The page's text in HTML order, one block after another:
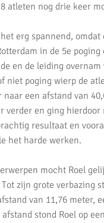
tijdens NK cross
meerkamp
en 2 individuele
Kampioenschappen
Nederland op de 1000
bij CD Evening Games
U18/U20
(AKU) CD junioren sluiten
goed bij 2e
atleten nog drie keer
erg spannend, omdat
in de 5e poging
en de leiding overnam
niet poging wierp de
naar een afstand van
verder en ging hierdoor
resultaat en
het harde werken.
mocht Roel
zijn grote verbazing
van 11,76 meter,
stond Roel op